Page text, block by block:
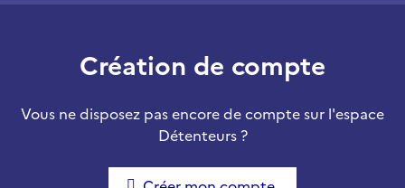
Création de compte
Vous ne disposez pas encore de compte sur l'espace
Détenteurs ?